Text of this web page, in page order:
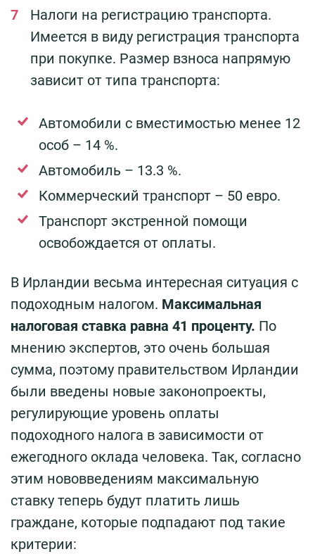
Налоги на регистрацию транспорта.
Имеется в виду регистрация транспорта
при покупке. Размер взноса напрямую
зависит от типа транспорта:
Автомобили с вместимостью менее 12
особ – 14 %.
Автомобиль – 13.3 %.
Коммерческий транспорт – 50 евро.
Транспорт экстренной помощи
освобождается от оплаты.
В Ирландии весьма интересная ситуация с
подоходным налогом. Максимальная
налоговая ставка равна 41 проценту. По
мнению экспертов, это очень большая
сумма, поэтому правительством Ирландии
были введены новые законопроекты,
регулирующие уровень оплаты
подоходного налога в зависимости от
ежегодного оклада человека. Так, согласно
этим нововведениям максимальную
ставку теперь будут платить лишь
граждане, которые подпадают под такие
критерии: